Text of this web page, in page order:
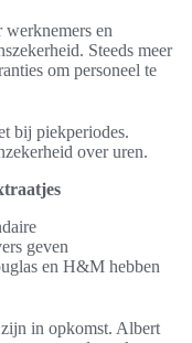
en
Steeds meer
om personeel te
bij piekperiodes.
over uren.
geven
en H&M hebben
in opkomst. Albert